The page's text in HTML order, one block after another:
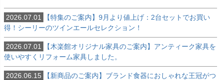
2026.07.01
【特集のご案内】9月より値上げ：2台セットでお買い
得！シーリーのツインエールセレクション！
2026.07.01
【木楽館オリジナル家具のご案内】アンティーク家具を
使いやすくリフォーム家具しました。
2026.06.15
【新商品のご案内】ブランド食器におしゃれな王冠がつ